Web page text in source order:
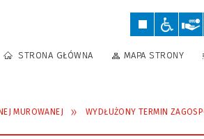
STRONA GŁÓWNA MAPA STRONY
MUROWANEJ WYDŁUŻONY TERMIN